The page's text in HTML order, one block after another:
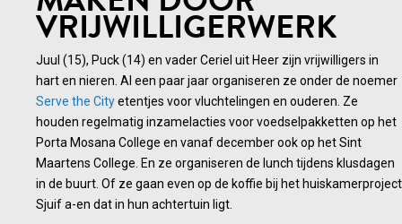
maken
mooier
VRIJWILLIGERWERK
Juul (15), Puck (14) en vader Ceriel uit Heer zijn vrijwilligers in
hart en nieren. Al een paar jaar organiseren ze onder de noemer
Serve the Cityetentjes voor vluchtelingen en ouderen. Ze
houden regelmatig inzamelacties voor voedselpakketten op het
Porta Mosana College en vanaf december ook op het Sint
Maartens College. En ze organiseren de lunch tijdens klusdagen
in de buurt. Of ze gaan even op de koffie bij het huiskamerproject
Sjuif a-en dat in hun achtertuin ligt.